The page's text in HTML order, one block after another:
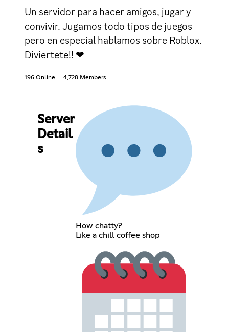
Un servidor para hacer amigos, jugar y
convivir. Jugamos todo tipos de juegos
pero en especial hablamos sobre Roblox.
Diviertete!! ❤
196 Online 4,728 Members
Server
Detail
s
How chatty?
Like a chill coffee shop